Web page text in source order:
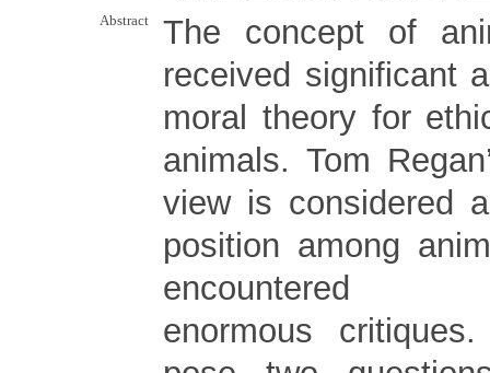
Abstract
The concept of
received significant
moral theory for
animals. Tom
view is considered
position among
encountered
enormous